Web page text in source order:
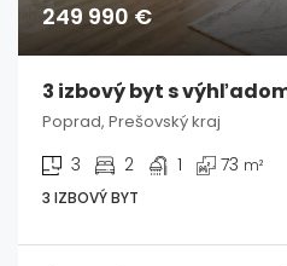
249 990 €
Poprad, Prešovský kraj
3 2 1 73 m²
3 IZBOVÝ BYT